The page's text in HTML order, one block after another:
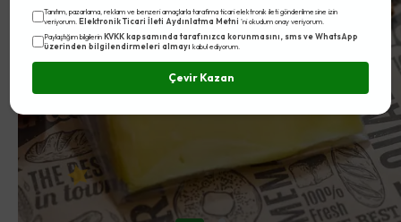
Tanıtım, pazarlama, reklam ve benzeri amaçlarla tarafıma ticari elektronik ileti gönderilmesine izin
veriyorum. Elektronik Ticari İleti Aydınlatma Metni 'ni okudum onay veriyorum.
Paylaştığım bilgilerin KVKK kapsamında tarafınızca korunmasını, sms ve WhatsApp
üzerinden bilgilendirmeleri almayı kabul ediyorum.
Çevir Kazan